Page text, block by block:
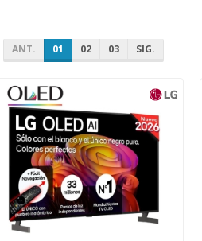
ANT. 01 02 03 SIG.